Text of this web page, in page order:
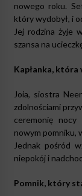
nowego roku.
który wydobył, i
Jej rodzina żyje
szansa na
Kapłanka, która
Joia, siostra
zdolnościami
ceremonię
nowym pomniku,
Jednak pośród
niepokój i
Pomnik, który